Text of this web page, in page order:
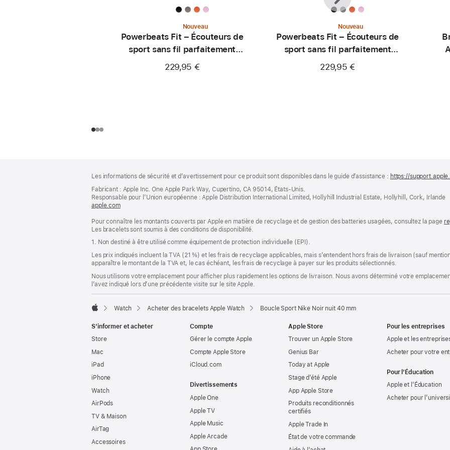
Nouveau
Powerbeats Fit – Écouteurs de
sport sans fil parfaitement
ajustés – Rose néon
229,95 €
Nouveau
Powerbeats Fit – Écouteurs de
sport sans fil parfaitement
ajustés – Orange turbo
229,95 €
de
page
de
bas
de
page
Les informations de sécurité et d’avertissement pour ce produit sont disponibles dans le guide d’assistance : https://
Fabricant : Apple Inc. One Apple Park Way, Cupertino, CA 95014, États-Unis.
Responsable pour l’Union européenne : Apple Distribution International Limited, Hollyhill Industrial Estate, Hollyhill, Cork, Irlande
apple.com(s’ouvre
une
nouvelle
fenêtre)
Pour connaître les montants couverts par Apple en matière de recyclage et de gestion des batteries usagées, consultez la page
Les bracelets sont soumis à des conditions de disponibilité.
1. Non destiné à être utilisé comme équipement de protection individuelle (EPI).
Les prix indiqués incluent la TVA (21 %) et les frais de recyclage applicables, mais s’entendent hors frais de livraison (sauf
apparaître le montant de la TVA et, le cas échéant, les frais de recyclage à payer sur les produits sélectionnés.
Nous utilisons votre emplacement pour afficher plus rapidement les options de livraison. Nous avons déterminé votre
l’avez indiqué lors d’une précédente visite sur le site Apple.
Watch Acheter des bracelets Apple Watch Boucle Sport Nike Noir nuit 40 mm
S’informer et acheter
Store
Mac
iPad
iPhone
Watch
AirPods
TV & Maison
AirTag
Accessoires
Compte
Gérer le compte Apple
Compte Apple Store
iCloud.com
Divertissements
Apple One
Apple TV
Apple Music
Apple Arcade
Apple Store
Trouver un Apple Store
Genius Bar
Today at Apple
Stage d’été Apple
App Apple Store
Produits reconditionnés
certifiés
Apple Trade In
État de votre commande
Pour les entreprises
Apple et les
Acheter pour votre
Pour l’Éducation
Apple et l’Éducation
Acheter pour